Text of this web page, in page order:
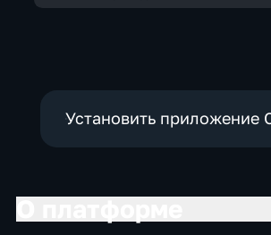
Установить приложение